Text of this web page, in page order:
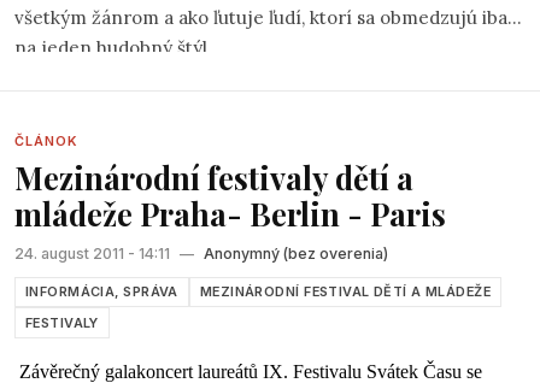
všetkým žánrom a ako ľutuje ľudí, ktorí sa obmedzujú iba
na jeden hudobný štýl.
ČLÁNOK
Mezinárodní festivaly dětí a
mládeže Praha- Berlin - Paris
24. august 2011 - 14:11 — Anonymný (bez overenia)
INFORMÁCIA, SPRÁVA
MEZINÁRODNÍ FESTIVAL DĚTÍ A MLÁDEŽE
FESTIVALY
Závěrečný galakoncert laureátů IX. Festivalu Svátek Času se